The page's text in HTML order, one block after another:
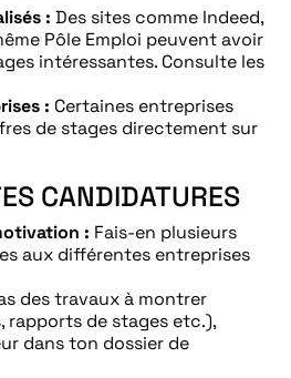
: Des sites comme Indeed,
Pôle Emploi peuvent avoir
intéressantes. Consulte les
: Certaines entreprises
de stages directement sur
CANDIDATURES
: Fais-en plusieurs
aux différentes entreprises
des travaux à montrer
rapports de stages etc.),
dans ton dossier de